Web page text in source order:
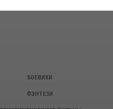
БОЕВИКИ
ФЭНТЕЗИ